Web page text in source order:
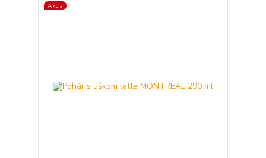
Akcia